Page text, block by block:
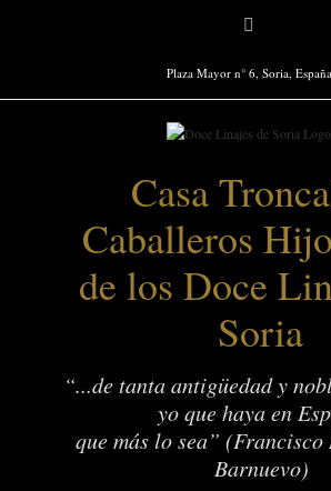
Plaza Mayor n° 6, Soria, España
Casa
Caballeros
de los Doce
Soria
“...de tanta antigüedad y
yo que haya en
que más lo sea” (Francisco
Barnuevo)